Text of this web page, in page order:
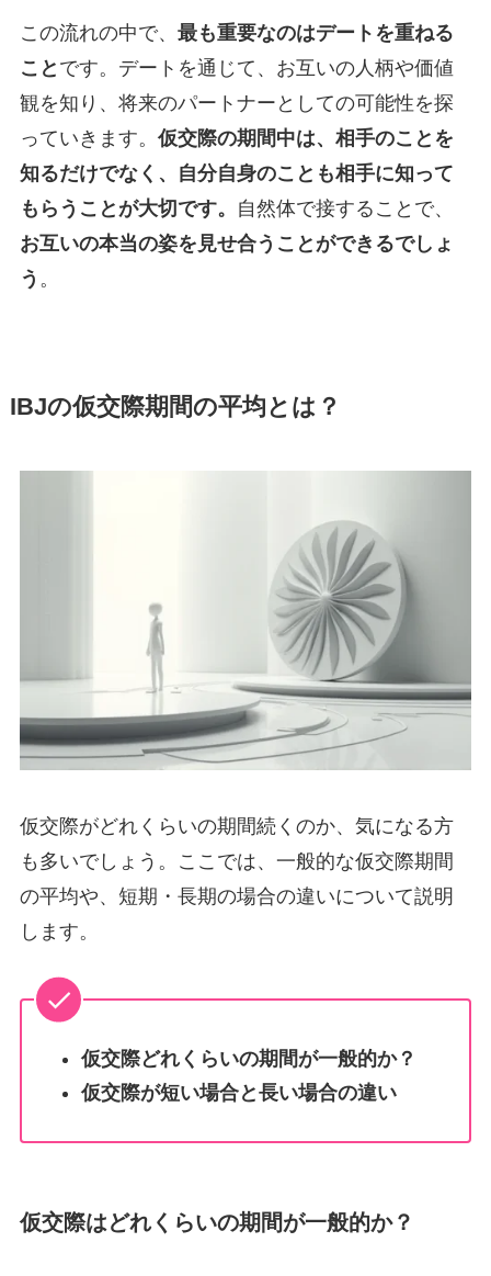
この流れの中で、 最も重要なのはデートを重ねる
こと です。デートを通じて、お互いの人柄や価値
観を知り、将来のパートナーとしての可能性を探
っていきます。 仮交際の期間中は、相手のことを
知るだけでなく、自分自身のことも相手に知って
もらうことが大切です。
自然体で接することで、
お互いの本当の姿を見せ合うことができるでしょ
う 。
IBJの仮交際期間の平均とは？
仮交際がどれくらいの期間続くのか、気になる方
も多いでしょう。ここでは、一般的な仮交際期間
の平均や、短期・長期の場合の違いについて説明
します。
仮交際どれくらいの期間が一般的か？
仮交際が短い場合と長い場合の違い
仮交際はどれくらいの期間が一般的か？